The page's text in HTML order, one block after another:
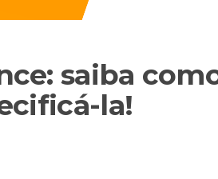
saiba
la!